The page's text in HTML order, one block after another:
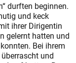
durften beginnen.
und keck
ihrer Dirigentin
gelernt hatten und
Bei ihrem
und